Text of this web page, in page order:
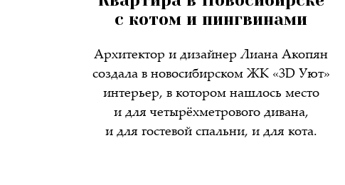
с котом и пингвинами
Архитектор и дизайнер Лиана Акопян
создала в новосибирском ЖК «3D Уют»
интерьер, в котором нашлось место
и для четырёхметрового дивана,
и для гостевой спальни, и для кота.